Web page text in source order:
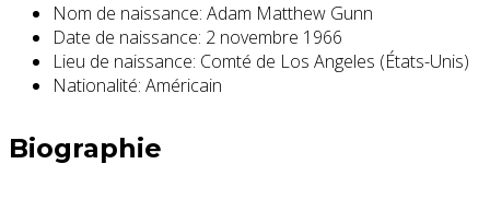
Nom de naissance: Adam Matthew Gunn
Date de naissance: 2 novembre 1966
Lieu de naissance: Comté de Los Angeles (États-Unis)
Nationalité: Américain
Biographie